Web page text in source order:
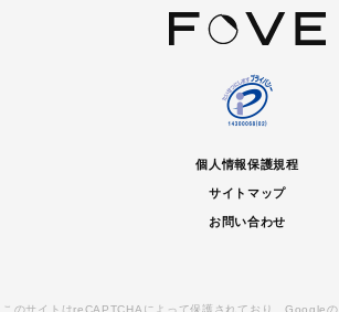
個人情報保護規程
サイトマップ
お問い合わせ
このサイトはreCAPTCHAによって保護されており、Googleの